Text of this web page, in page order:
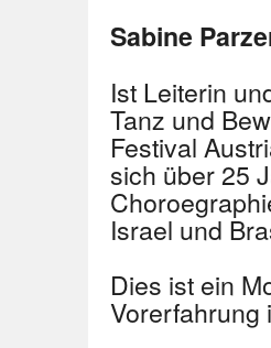
Sabine
Ist Leiterin
Tanz und
Festival
sich über 25
Israel und
Dies ist ein
Vorerfahrung